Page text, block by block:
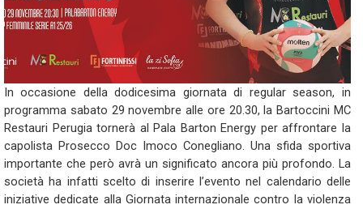
In occasione della dodicesima giornata di regular season, in
programma sabato 29 novembre alle ore 20.30, la Bartoccini MC
Restauri Perugia tornerà al Pala Barton Energy per affrontare la
capolista Prosecco Doc Imoco Conegliano. Una sfida sportiva
importante che però avrà un significato ancora più profondo. La
società ha infatti scelto di inserire l’evento nel calendario delle
iniziative dedicate alla Giornata internazionale contro la violenza